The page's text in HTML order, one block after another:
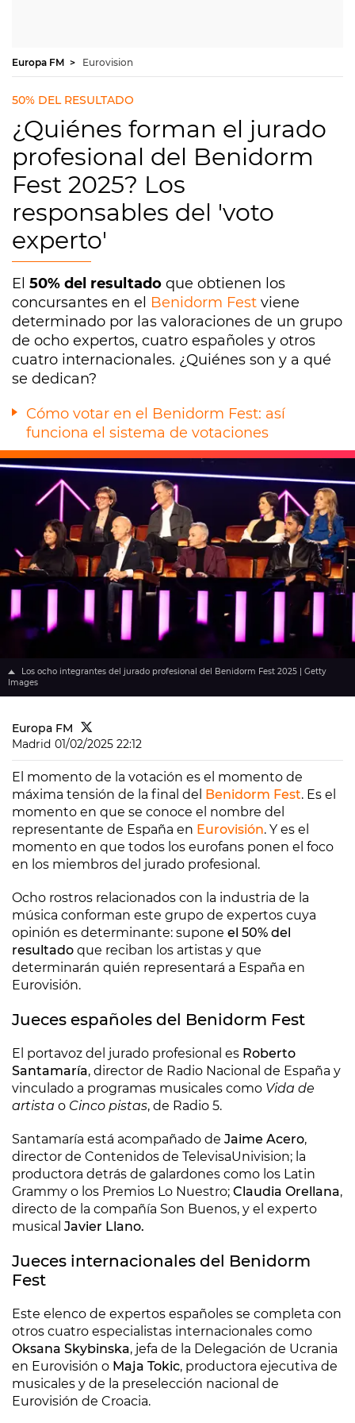
Europa FM Eurovision
50% DEL RESULTADO
¿Quiénes forman el jurado
profesional del Benidorm
Fest 2025? Los
responsables del 'voto
experto'
El 50% del resultado que obtienen los
concursantes en el Benidorm Fest viene
determinado por las valoraciones de un grupo
de ocho expertos, cuatro españoles y otros
cuatro internacionales. ¿Quiénes son y a qué
se dedican?
Cómo votar en el Benidorm Fest: así
funciona el sistema de votaciones
Los ocho integrantes del jurado profesional del Benidorm Fest 2025 | Getty
Images
Europa FM
Madrid 01/02/2025 22:12
El momento de la votación es el momento de
máxima tensión de la final del Benidorm Fest. Es el
momento en que se conoce el nombre del
representante de España en Eurovisión. Y es el
momento en que todos los eurofans ponen el foco
en los miembros del jurado profesional.
Ocho rostros relacionados con la industria de la
música conforman este grupo de expertos cuya
opinión es determinante: supone el 50% del
resultado que reciban los artistas y que
determinarán quién representará a España en
Eurovisión.
Jueces españoles del Benidorm Fest
El portavoz del jurado profesional es Roberto
Santamaría, director de Radio Nacional de España y
vinculado a programas musicales como Vida de
artista o Cinco pistas, de Radio 5.
Santamaría está acompañado de Jaime Acero,
director de Contenidos de TelevisaUnivision; la
productora detrás de galardones como los Latin
Grammy o los Premios Lo Nuestro; Claudia Orellana,
directo de la compañía Son Buenos, y el experto
musical Javier Llano.
Jueces internacionales del Benidorm
Fest
Este elenco de expertos españoles se completa con
otros cuatro especialistas internacionales como
Oksana Skybinska, jefa de la Delegación de Ucrania
en Eurovisión o Maja Tokic, productora ejecutiva de
musicales y de la preselección nacional de
Eurovisión de Croacia.